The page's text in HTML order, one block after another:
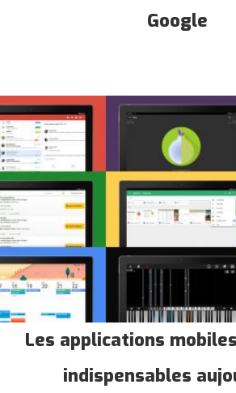
Google
Les applications
indispensables